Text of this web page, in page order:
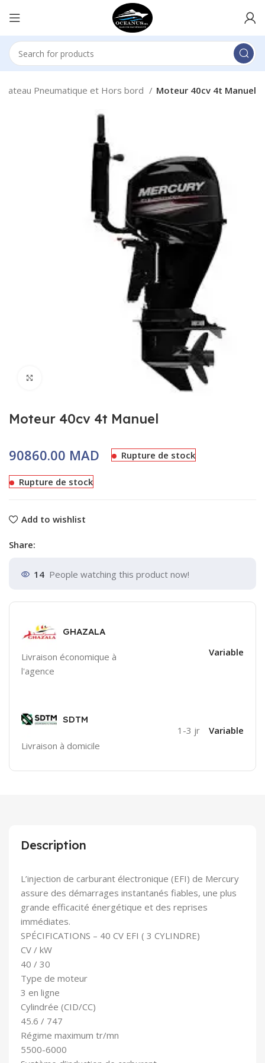
Bateau Pneumatique et Hors bord Moteur 40cv 4t Manuel
Moteur 40cv 4t Manuel
MAD Rupture de stock
Rupture de stock
Add to wishlist
Share:
14 People watching this product now!
GHAZALA
Livraison économique à
l'agence
Variable
SDTM
Livraison à domicile
1-3 jr Variable
Description
L’injection de carburant électronique (EFI) de Mercury
assure des démarrages instantanés fiables, une plus
grande efficacité énergétique et des reprises
immédiates.
SPÉCIFICATIONS – 40 CV EFI ( 3 CYLINDRE)
CV / kW
40 / 30
Type de moteur
3 en ligne
Cylindrée (CID/CC)
45.6 / 747
Régime maximum tr/mn
5500-6000